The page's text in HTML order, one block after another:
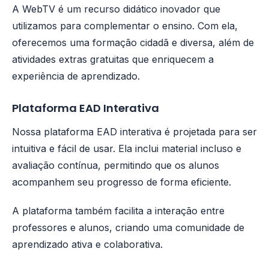
A WebTV é um recurso didático inovador que
utilizamos para complementar o ensino. Com ela,
oferecemos uma formação cidadã e diversa, além de
atividades extras gratuitas que enriquecem a
experiência de aprendizado.
Plataforma EAD Interativa
Nossa plataforma EAD interativa é projetada para ser
intuitiva e fácil de usar. Ela inclui material incluso e
avaliação contínua, permitindo que os alunos
acompanhem seu progresso de forma eficiente.
A plataforma também facilita a interação entre
professores e alunos, criando uma comunidade de
aprendizado ativa e colaborativa.